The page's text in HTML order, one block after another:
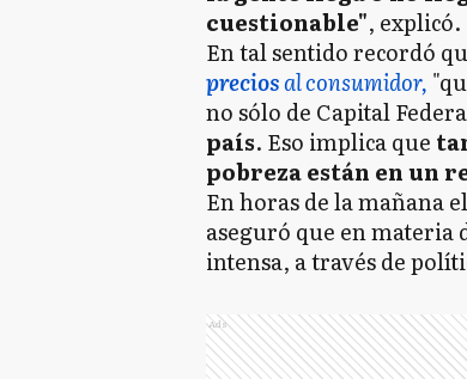
cuestionable", explicó.
En tal sentido recordó
preciosal consumidor,
no sólo de Capital
país. Eso implica que
pobreza están en un
En horas de la mañana
aseguró que en materia
intensa, a través de
Ads